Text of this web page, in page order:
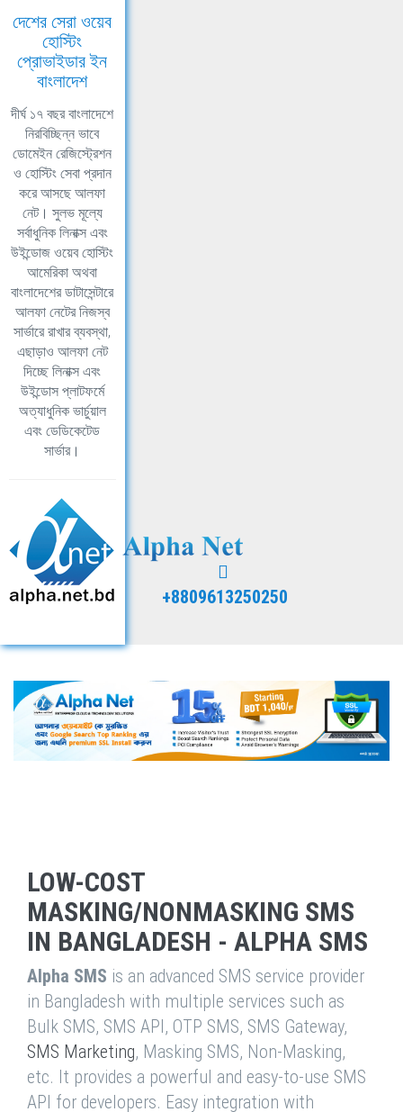
দেশের সেরা ওয়েব
হোস্টিং
প্রোভাইডার ইন
বাংলাদেশ
দীর্ঘ ১৭ বছর বাংলাদেশে
নিরবিচ্ছিন্ন ভাবে
ডোমেইন রেজিস্ট্রেশন
ও হোস্টিং সেবা প্রদান
করে আসছে আলফা
নেট। সুলভ মূল্যে
সর্বাধুনিক লিনাক্স এবং
উইন্ডোজ ওয়েব হোস্টিং
আমেরিকা অথবা
বাংলাদেশের ডাটাসেন্টারে
আলফা নেটের নিজস্ব
সার্ভারে রাখার ব্যবস্থা,
এছাড়াও আলফা নেট
দিচ্ছে লিনাক্স এবং
উইন্ডোস প্লাটফর্মে
অত্যাধুনিক ভার্চুয়াল
এবং ডেডিকেটেড
সার্ভার।
+8809613250250
LOW-COST
MASKING/NONMASKING SMS
IN BANGLADESH - ALPHA SMS
Alpha SMS is an advanced SMS service provider
in Bangladesh with multiple services such as
Bulk SMS, SMS API, OTP SMS, SMS Gateway,
SMS Marketing, Masking SMS, Non-Masking,
etc. It provides a powerful and easy-to-use SMS
API for developers. Easy integration with